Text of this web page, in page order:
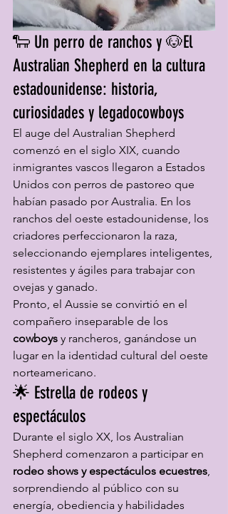
🐑 Un perro de ranchos y 🐶El
Australian Shepherd en la cultura
estadounidense: historia,
curiosidades y legadocowboys
El auge del Australian Shepherd
comenzó en el siglo XIX, cuando
inmigrantes vascos llegaron a Estados
Unidos con perros de pastoreo que
habían pasado por Australia. En los
ranchos del oeste estadounidense, los
criadores perfeccionaron la raza,
seleccionando ejemplares inteligentes,
resistentes y ágiles para trabajar con
ovejas y ganado.
Pronto, el Aussie se convirtió en el
compañero inseparable de los
cowboys y rancheros, ganándose un
lugar en la identidad cultural del oeste
norteamericano.
🌟 Estrella de rodeos y
espectáculos
Durante el siglo XX, los Australian
Shepherd comenzaron a participar en
rodeo shows y espectáculos ecuestres
sorprendiendo al público con su
energía, obediencia y habilidades